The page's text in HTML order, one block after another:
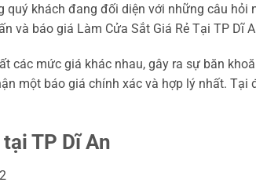
quý khách đang đối diện với những câu
và báo giá Làm Cửa Sắt Giá Rẻ Tại TP Dĩ
các mức giá khác nhau, gây ra sự băn
một báo giá chính xác và hợp lý nhất.
TP Dĩ An